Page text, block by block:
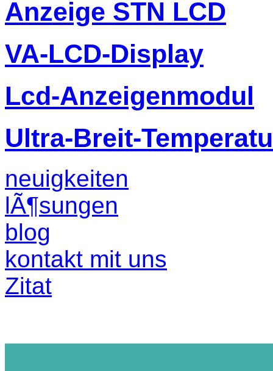
Anzeige STN LCD
VA-LCD-Display
Lcd-Anzeigenmodul
Ultra-Breit-
neuigkeiten
lÃ¶sungen
blog
kontakt mit uns
Zitat